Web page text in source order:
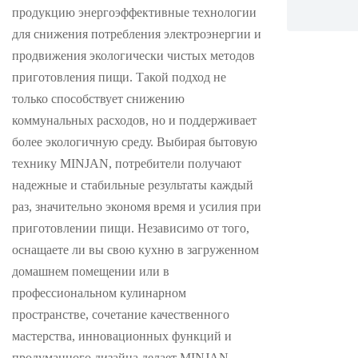
продукцию энергоэффективные технологии
для снижения потребления электроэнергии и
продвижения экологически чистых методов
приготовления пищи. Такой подход не
только способствует снижению
коммунальных расходов, но и поддерживает
более экологичную среду. Выбирая бытовую
технику MINJAN, потребители получают
надежные и стабильные результаты каждый
раз, значительно экономя время и усилия при
приготовлении пищи. Независимо от того,
оснащаете ли вы свою кухню в загруженном
домашнем помещении или в
профессиональном кулинарном
пространстве, сочетание качественного
мастерства, инновационных функций и